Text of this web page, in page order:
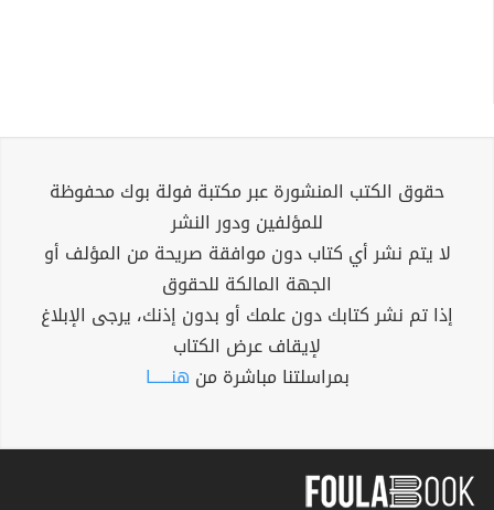
حقوق الكتب المنشورة عبر مكتبة فولة بوك محفوظة
للمؤلفين ودور النشر
لا يتم نشر أي كتاب دون موافقة صريحة من المؤلف أو
الجهة المالكة للحقوق
إذا تم نشر كتابك دون علمك أو بدون إذنك، يرجى الإبلاغ
لإيقاف عرض الكتاب
بمراسلتنا مباشرة من هنــــــا